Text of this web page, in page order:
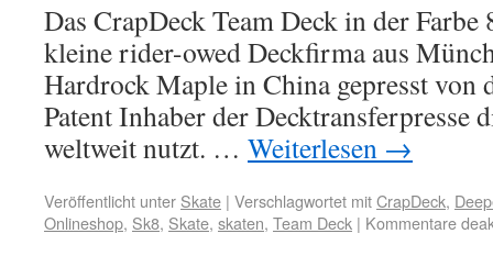
Das CrapDeck Team Deck in der Farbe
kleine rider-owed Deckfirma aus
Hardrock Maple in China gepresst von
Patent Inhaber der Decktransferpresse
weltweit nutzt. … Weiterlesen →
Veröffentlicht unter Skate | Verschlagwortet mitCrapDeck,
Onlineshop, Sk8, Skate, skaten, Team Deck | Kommentare